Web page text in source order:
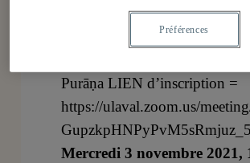
indiennes de l’Université
Nouvelle Paris 3 La maternité
Purāṇa LIEN d’inscription =
https://ulaval.zoom.us/
Mercredi 3 novembre 2021,
Préférences